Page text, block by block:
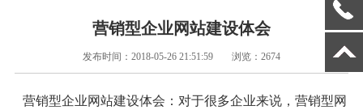
营销型企业网站建设体会
发布时间：2018-05-26 21:51:59 浏览：2674
营销型企业网站建设体会：对于很多企业来说，营销型网